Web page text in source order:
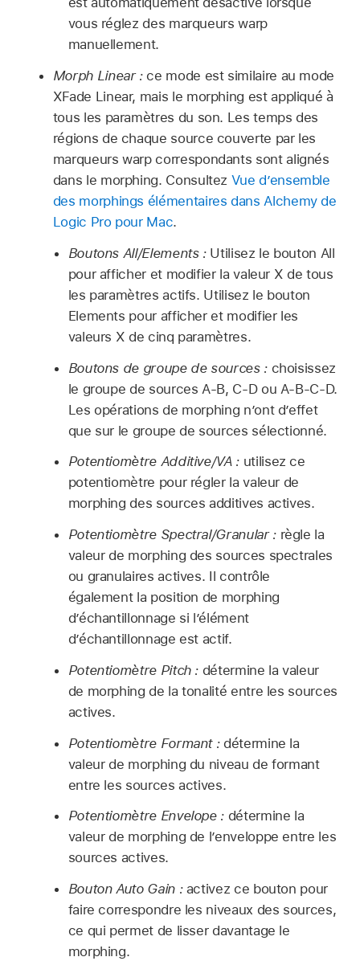
vous réglez des marqueurs warp
manuellement.
Morph Linear :ce mode est similaire au mode
XFade Linear, mais le morphing est appliqué à
tous les paramètres du son. Les temps des
régions de chaque source couverte par les
marqueurs warp correspondants sont alignés
dans le morphing. Consultez Vue d’ensemble
des morphings élémentaires dans Alchemy de
Logic Pro pour Mac.
Boutons All/Elements :Utilisez le bouton All
pour afficher et modifier la valeur X de tous
les paramètres actifs. Utilisez le bouton
Elements pour afficher et modifier les
valeurs X de cinq paramètres.
Boutons de groupe de sources :choisissez
le groupe de sources A-B, C-D ou A-B-C-D.
Les opérations de morphing n’ont d’effet
que sur le groupe de sources sélectionné.
Potentiomètre Additive/VA : utilisez ce
potentiomètre pour régler la valeur de
morphing des sources additives actives.
Potentiomètre Spectral/Granular :règle la
valeur de morphing des sources spectrales
ou granulaires actives. Il contrôle
également la position de morphing
d’échantillonnage si l’élément
d’échantillonnage est actif.
Potentiomètre Pitch : détermine la valeur
de morphing de la tonalité entre les sources
actives.
Potentiomètre Formant :détermine la
valeur de morphing du niveau de formant
entre les sources actives.
Potentiomètre Envelope : détermine la
valeur de morphing de l’enveloppe entre les
sources actives.
Bouton Auto Gain :activez ce bouton pour
faire correspondre les niveaux des sources,
ce qui permet de lisser davantage le
morphing.